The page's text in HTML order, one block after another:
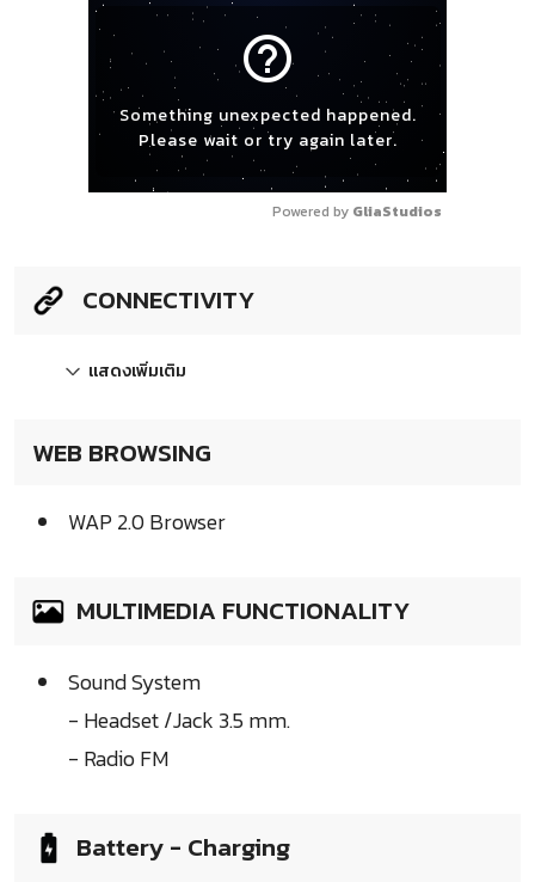
help_outline
Something unexpected happened.
Please wait or try again later.
Powered by GliaStudios
CONNECTIVITY
แสดงเพิ่มเติม
WEB BROWSING
WAP 2.0 Browser
MULTIMEDIA FUNCTIONALITY
Sound System
- Headset /Jack 3.5 mm.
- Radio FM
Battery - Charging